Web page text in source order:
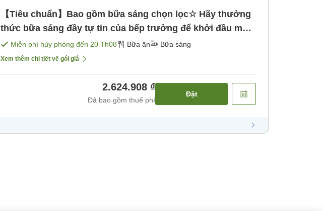
【Tiêu chuẩn】Bao gồm bữa sáng chọn lọc☆ Hãy thưởng
thức bữa sáng đầy tự tin của bếp trưởng để khởi đầu một
[Bữa sáng]
Miễn phí hủy phòng đến 20 Th08 Bữa ăn Bữa sáng
Xem thêm chi tiết về gói giá
2.624.908 ₫
Đã bao gồm thuế phí
Đặt